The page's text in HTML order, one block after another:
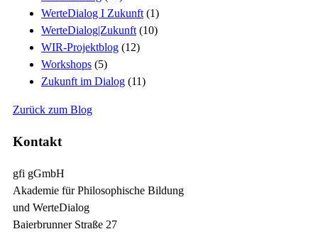
WerteDialog I Zukunft (1)
WerteDialog|Zukunft (10)
WIR-Projektblog (12)
Workshops (5)
Zukunft im Dialog (11)
Zurück zum Blog
Kontakt
gfi gGmbH
Akademie für Philosophische Bildung
und WerteDialog
Baierbrunner Straße 27